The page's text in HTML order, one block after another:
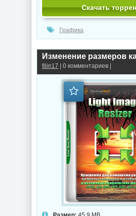
Скачать
Графика
filin17 | 0 комментариев |